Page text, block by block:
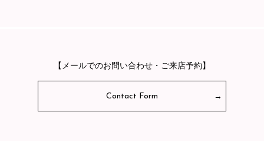
【メールでのお問い合わせ・ご来店予約】
Contact Form